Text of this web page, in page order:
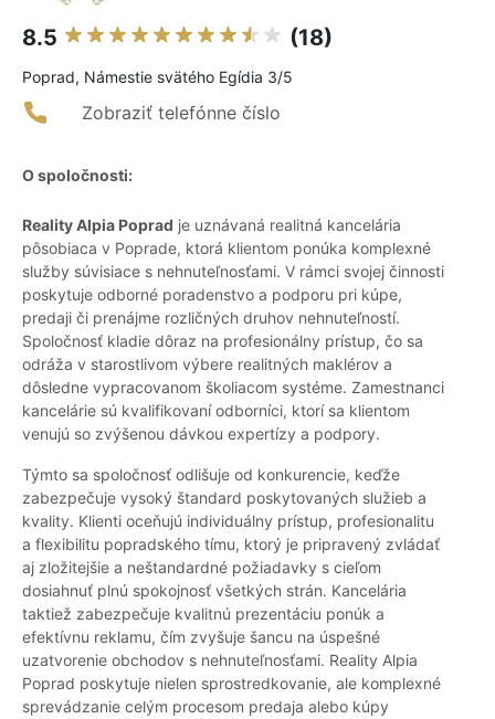
8.5 (18)
Poprad, Námestie svätého Egídia 3/5
Zobraziť telefónne číslo
O spoločnosti:
Reality Alpia Poprad je uznávaná realitná kancelária
pôsobiaca v Poprade, ktorá klientom ponúka komplexné
služby súvisiace s nehnuteľnosťami. V rámci svojej činnosti
poskytuje odborné poradenstvo a podporu pri kúpe,
predaji či prenájme rozličných druhov nehnuteľností.
Spoločnosť kladie dôraz na profesionálny prístup, čo sa
odráža v starostlivom výbere realitných maklérov a
dôsledne vypracovanom školiacom systéme. Zamestnanci
kancelárie sú kvalifikovaní odborníci, ktorí sa klientom
venujú so zvýšenou dávkou expertízy a podpory.
Týmto sa spoločnosť odlišuje od konkurencie, keďže
zabezpečuje vysoký štandard poskytovaných služieb a
kvality. Klienti oceňujú individuálny prístup, profesionalitu
a flexibilitu popradského tímu, ktorý je pripravený zvládať
aj zložitejšie a neštandardné požiadavky s cieľom
dosiahnuť plnú spokojnosť všetkých strán. Kancelária
taktiež zabezpečuje kvalitnú prezentáciu ponúk a
efektívnu reklamu, čím zvyšuje šancu na úspešné
uzatvorenie obchodov s nehnuteľnosťami. Reality Alpia
Poprad poskytuje nielen sprostredkovanie, ale komplexné
sprevádzanie celým procesom predaja alebo kúpy